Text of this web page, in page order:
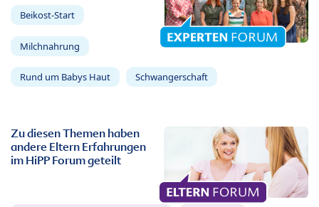
Beikost-Start
Milchnahrung
Rund um Babys Haut Schwangerschaft
Zu diesen Themen haben
andere Eltern Erfahrungen
im HiPP Forum geteilt